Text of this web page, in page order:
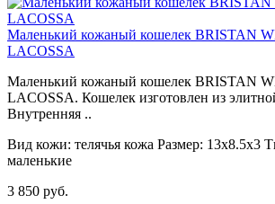
Маленький кожаный кошелек BRISTAN
LACOSSA
Маленький кожаный кошелек BRISTAN
LACOSSA. Кошелек изготовлен из
Внутренняя ..
Вид кожи: телячья кожа Размер: 13х8.5х3
маленькие
3 850 руб.